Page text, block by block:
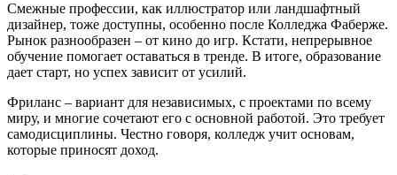
Смежные профессии, как иллюстратор или ландшафтный
дизайнер, тоже доступны, особенно после Колледжа Фаберже.
Рынок разнообразен – от кино до игр. Кстати, непрерывное
обучение помогает оставаться в тренде. В итоге, образование
дает старт, но успех зависит от усилий.
Фриланс – вариант для независимых, с проектами по всему
миру, и многие сочетают его с основной работой. Это требует
самодисциплины. Честно говоря, колледж учит основам,
которые приносят доход.